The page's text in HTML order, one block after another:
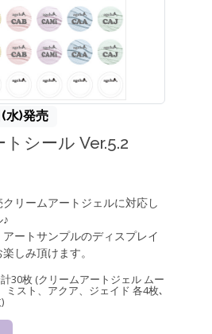
水)発売
シール Ver.5.2
リームアートジェルに対応し
ートサンプルのディスプレイ
しみ頂けます。
30枚 (クリームアートジェル ムー
ミスト、アクア、ジェイド 各4枚､